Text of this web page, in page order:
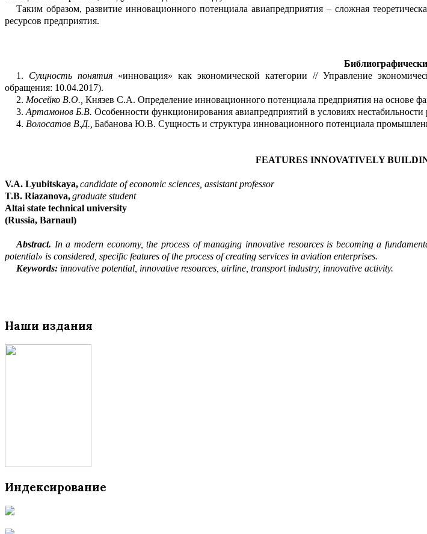
Таким образом, развитие инновационного потенциала авиапредприятия– сложная
ресурсов предприятия.
1.
Сущность понятия«инновация» как экономической категории // Управление эконо
обращения: 10.04.2017).
2. МосейкоВ.О., Князев С.А. Определение инновационного потенциала предприятия на основе
3. Артамонов Б.В. Особенности функционирования авиапредприятий в условиях не
4. Волосатов В.Д., Бабанова Ю.В. Сущность и структура инновационного потенциала
FEATURES INNOVATIVELY
V.A. Lyubitskaya,candidate of economic sciences, assistant professor
T.B. Riazanova,graduate student
Altai state technical university
(Russia, Barnaul)
Abstract. In a modern economy, the process of managing innovative resources is becoming a
potential» is considered, specific features of the process of creating services in aviation enterprises.
Keywords:innovative potential, innovative resources, airline, transport industry, innovative activity.
Наши издания
Индексирование